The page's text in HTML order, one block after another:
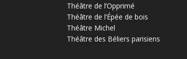
Théâtre de l’Opprimé
Théâtre de l’Épée de bois
Théâtre Michel
Théâtre des Béliers parisiens